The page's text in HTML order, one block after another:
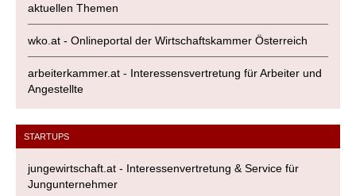
aktuellen Themen
wko.at - Onlineportal der Wirtschaftskammer Österreich
arbeiterkammer.at - Interessensvertretung für Arbeiter und
Angestellte
STARTUPS
jungewirtschaft.at - Interessenvertretung & Service für
Jungunternehmer